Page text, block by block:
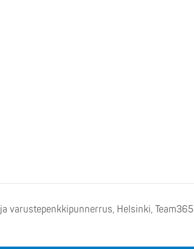
varustepenkkipunnerrus, Helsinki, Team365